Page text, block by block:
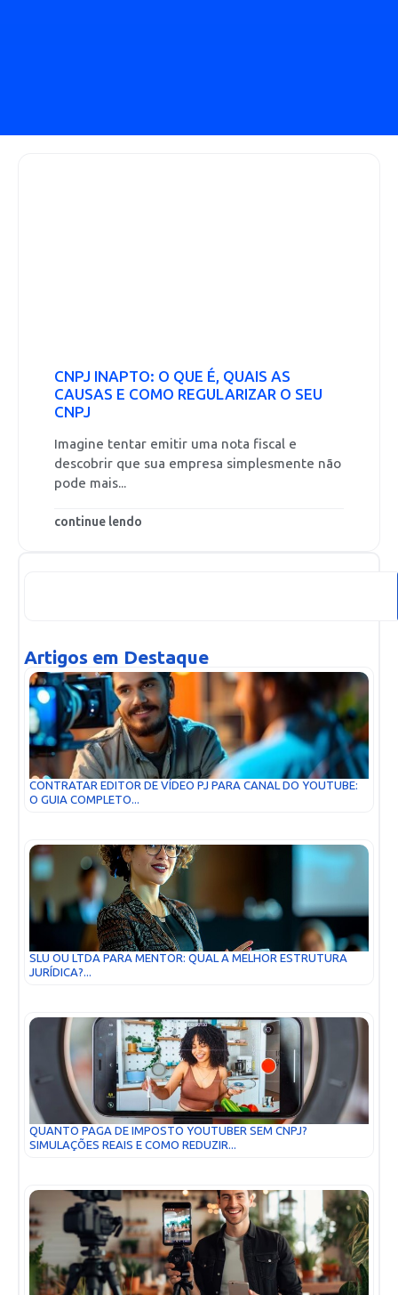
CNPJ INAPTO: O QUE É, QUAIS AS
CAUSAS E COMO REGULARIZAR O SEU
CNPJ
Imagine tentar emitir uma nota fiscal e
descobrir que sua empresa simplesmente não
pode mais...
continue lendo
Artigos em Destaque
CONTRATAR EDITOR DE VÍDEO PJ PARA CANAL DO YOUTUBE:
O GUIA COMPLETO...
SLU OU LTDA PARA MENTOR: QUAL A MELHOR ESTRUTURA
JURÍDICA?...
QUANTO PAGA DE IMPOSTO YOUTUBER SEM CNPJ?
SIMULAÇÕES REAIS E COMO REDUZIR...